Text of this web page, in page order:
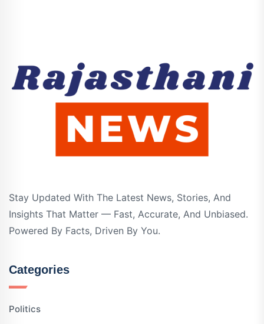
Stay Updated With The Latest News, Stories, And
Insights That Matter — Fast, Accurate, And Unbiased.
Powered By Facts, Driven By You.
Categories
Politics